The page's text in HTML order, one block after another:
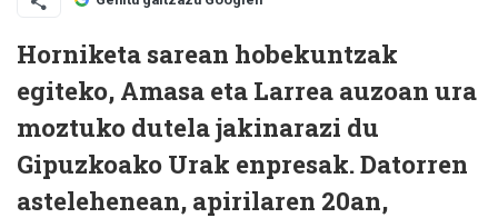
Horniketa sarean hobekuntzak
egiteko, Amasa eta Larrea auzoan ura
moztuko dutela jakinarazi du
Gipuzkoako Urak enpresak. Datorren
astelehenean, apirilaren 20an,